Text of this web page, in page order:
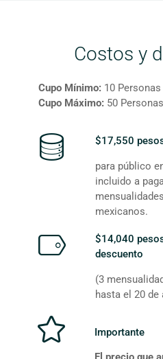
Costos y
Cupo Mínimo: 10 Personas
Cupo Máximo: 50 Personas
$17,550
para público
incluido a
mexicanos.
$14,040
descuento
(3
hasta el 20 de
Importante